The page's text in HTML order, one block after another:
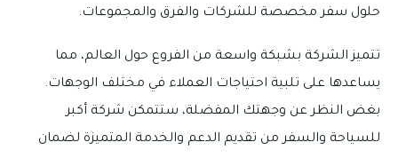
حلول سفر مخصصة للشركات والفرق والمجموعات.
تتميز الشركة بشبكة واسعة من الفروع حول العالم، مما
يساعدها على تلبية احتياجات العملاء في مختلف الوجهات.
بغض النظر عن وجهتك المفضلة، ستتمكن شركة أكبر
للسياحة والسفر من تقديم الدعم والخدمة المتميزة لضمان